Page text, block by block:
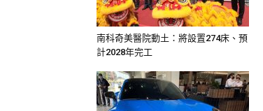
南科奇美醫院動土：將設置274床、預
計2028年完工